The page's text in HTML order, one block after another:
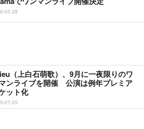
02-28
（上白石萌歌）、9月に一夜限りのワ
ンライブを開催 公演は例年プレミア
ット化
07-25